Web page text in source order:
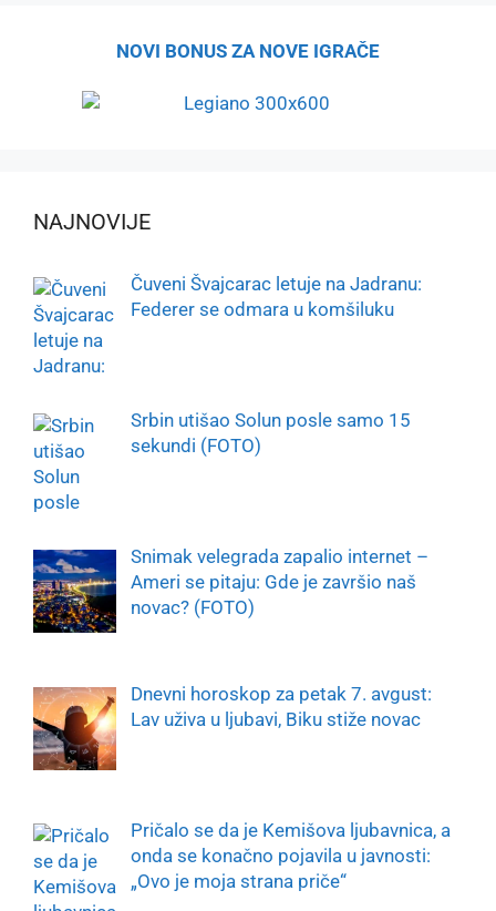
NOVI BONUS ZA NOVE IGRAČE
NAJNOVIJE
Čuveni Švajcarac letuje na Jadranu:
Federer se odmara u komšiluku
Srbin utišao Solun posle samo 15
sekundi (FOTO)
Snimak velegrada zapalio internet –
Ameri se pitaju: Gde je završio naš
novac? (FOTO)
Dnevni horoskop za petak 7. avgust:
Lav uživa u ljubavi, Biku stiže novac
Pričalo se da je Kemišova ljubavnica, a
onda se konačno pojavila u javnosti:
„Ovo je moja strana priče“